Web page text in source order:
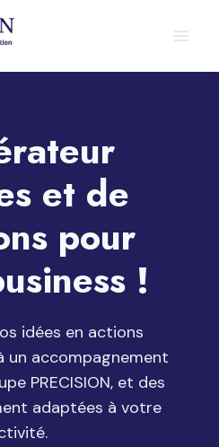
et de
pour
!
idées en actions
un accompagnement
PRECISION, et des
adaptées à votre